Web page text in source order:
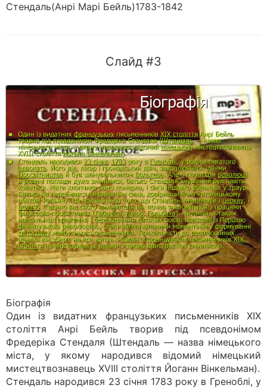
Стендаль(Анрі Марі Бейль)1783-1842
Слайд #3
Біографія
Один із видатних французьких письменників XIX
століття Анрі Бейль творив під псевдонімом
Фредеріка Стендаля (Штендаль — назва німецького
міста, у якому народився відомий німецький
мистецтвознавець XVIII століття Йоганн Вінкельман).
Стендаль народився 23 січня 1783 року в Греноблі, у